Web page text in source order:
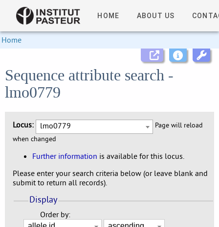
HOME ABOUT US
Home
Sequence attribute search -
lmo0779
Locus: lmo0779
Page will reload
when changed
Further information is available for this locus.
Please enter your search criteria below (or leave blank and
submit to return all records).
Display
Order by: